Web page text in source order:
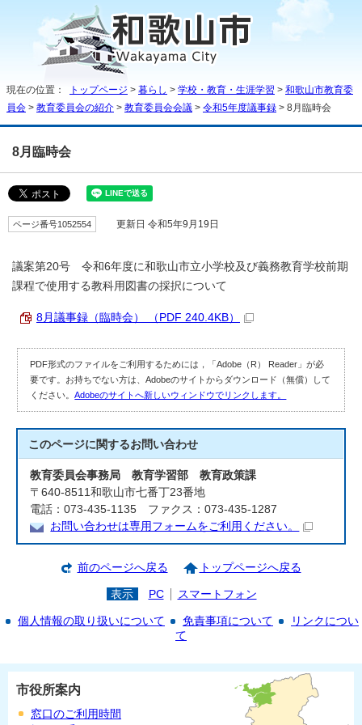
現在の位置： トップページ > 暮らし > 学校・教育・生涯学習 > 和歌山市教育委
員会 > 教育委員会の紹介 > 教育委員会会議 > 令和5年度議事録 > 8月臨時会
8月臨時会
ページ番号1052554 更新日 令和5年9月19日
議案第20号 令和6年度に和歌山市立小学校及び義務教育学校前期
課程で使用する教科用図書の採択について
8月議事録（臨時会） （PDF 240.4KB）
PDF形式のファイルをご利用するためには，「Adobe（R） Reader」が必
要です。お持ちでない方は、Adobeのサイトからダウンロード（無償）して
ください。Adobeのサイトへ新しいウィンドウでリンクします。
このページに関するお問い合わせ
教育委員会事務局 教育学習部 教育政策課
〒640-8511和歌山市七番丁23番地
電話：073-435-1135 ファクス：073-435-1287
お問い合わせは専用フォームをご利用ください。
前のページへ戻る トップページへ戻る
表示 PC スマートフォン
個人情報の取り扱いについて 免責事項について
リンクについ
て
市役所案内
窓口のご利用時間